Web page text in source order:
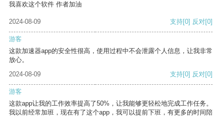
我喜欢这个软件 作者加油
2024-08-09 支持[0] 反对[0]
游客
这款加速器app的安全性很高，使用过程中不会泄露个人信息，让我非常
放心。
2024-08-09
支持[0] 反对[0]
游客
这款app让我的工作效率提高了50%，让我能够更轻松地完成工作任务。
我以前经常加班，现在有了这个app，我可以提前下班，有更多的时间陪